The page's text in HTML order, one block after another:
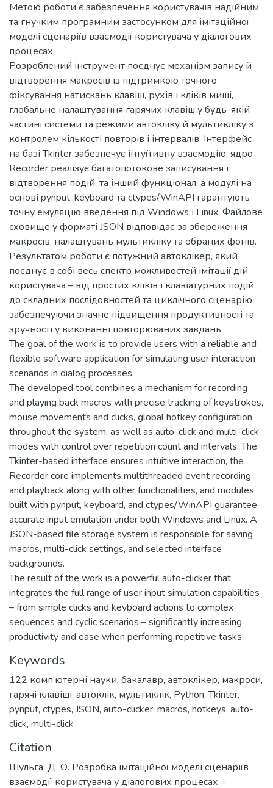
Метою роботи є забезпечення користувачів надійним
та гнучким програмним застосунком для імітаційної
моделі сценаріїв взаємодії користувача у діалогових
процесах.
Розроблений інструмент поєднує механізм запису й
відтворення макросів із підтримкою точного
фіксування натискань клавіш, рухів і кліків миші,
глобальне налаштування гарячих клавіш у будь-якій
частині системи та режими автокліку й мультикліку з
контролем кількості повторів і інтервалів. Інтерфейс
на базі Tkinter забезпечує інтуїтивну взаємодію, ядро
Recorder реалізує багатопотокове записування і
відтворення подій, та інший функціонал, а модулі на
основі pynput, keyboard та ctypes/WinAPI гарантують
точну емуляцію введення під Windows і Linux. Файлове
сховище у форматі JSON відповідає за збереження
макросів, налаштувань мультикліку та обраних фонів.
Результатом роботи є потужний автоклікер, який
поєднує в собі весь спектр можливостей імітації дій
користувача – від простих кліків і клавіатурних подій
до складних послідовностей та циклічного сценарію,
забезпечуючи значне підвищення продуктивності та
зручності у виконанні повторюваних завдань.
The goal of the work is to provide users with a reliable and
flexible software application for simulating user interaction
scenarios in dialog processes.
The developed tool combines a mechanism for recording
and playing back macros with precise tracking of keystrokes,
mouse movements and clicks, global hotkey configuration
throughout the system, as well as auto-click and multi-click
modes with control over repetition count and intervals. The
Tkinter-based interface ensures intuitive interaction, the
Recorder core implements multithreaded event recording
and playback along with other functionalities, and modules
built with pynput, keyboard, and ctypes/WinAPI guarantee
accurate input emulation under both Windows and Linux. A
JSON-based file storage system is responsible for saving
macros, multi-click settings, and selected interface
backgrounds.
The result of the work is a powerful auto-clicker that
integrates the full range of user input simulation capabilities
– from simple clicks and keyboard actions to complex
sequences and cyclic scenarios – significantly increasing
productivity and ease when performing repetitive tasks.
Keywords
122 комп’ютерні науки, бакалавр, автоклікер, макроси,
гарячі клавіші, автоклік, мультиклік, Python,Tkinter,
pynput, ctypes, JSON, auto-clicker, macros, hotkeys, auto-
click, multi-click
Citation
Шульга, Д. О. Розробка імітаційної моделі сценаріїв
взаємодії користувача у діалогових процесах =